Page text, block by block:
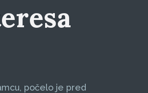
počelo je pred